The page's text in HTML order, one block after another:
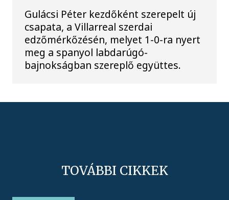
Gulácsi Péter kezdőként szerepelt új
csapata, a Villarreal szerdai
edzőmérkőzésén, melyet 1-0-ra nyert
meg a spanyol labdarúgó-
bajnokságban szereplő együttes.
TOVÁBBI CIKKEK